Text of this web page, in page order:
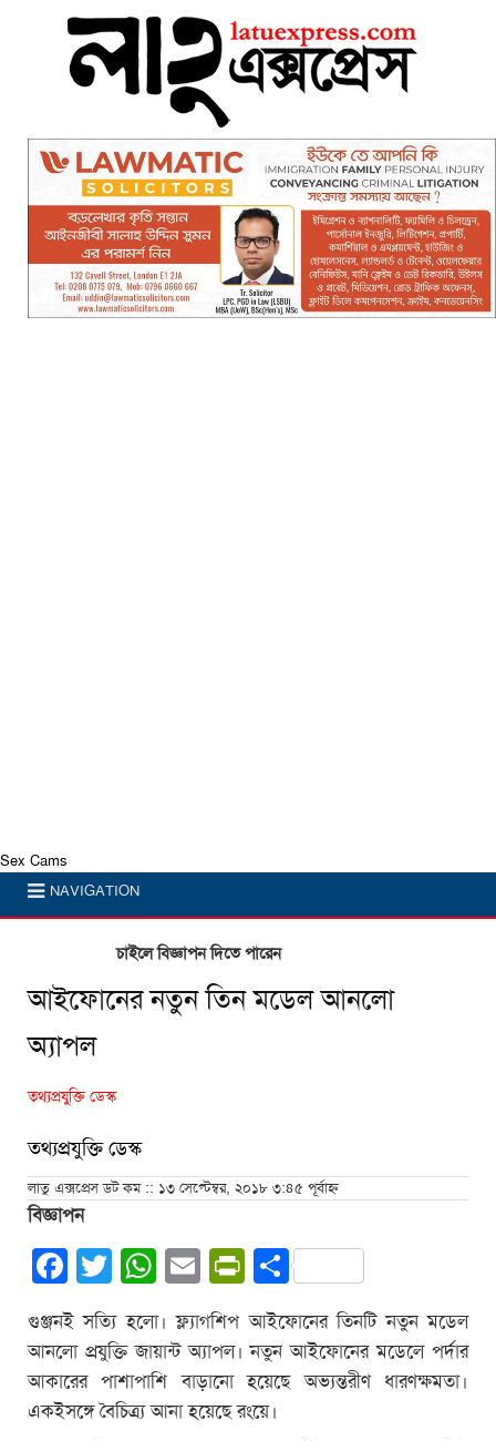
Sex Cams
NAVIGATION
চাইলে বিজ্ঞাপন দিতে পারেন
আইফোনের নতুন তিন মডেল আনলো
অ্যাপল
তথ্যপ্রযুক্তি ডেস্ক
তথ্যপ্রযুক্তি ডেস্ক
লাতু এক্সপ্রেস ডট কম :: ১৩ সেপ্টেম্বর, ২০১৮ ৩:৪৫ পূর্বাহ্ন
বিজ্ঞাপন
Facebook
Twitter
WhatsApp
EmailPrintFriendly
Share
গুঞ্জনই সত্যি হলো। ফ্ল্যাগশিপ আইফোনের তিনটি নতুন মডেল
আনলো প্রযুক্তি জায়ান্ট অ্যাপল। নতুন আইফোনের মডেলে পর্দার
আকারের পাশাপাশি বাড়ানো হয়েছে অভ্যন্তরীণ ধারণক্ষমতা।
একইসঙ্গে বৈচিত্র্য আনা হয়েছে রংয়ে।